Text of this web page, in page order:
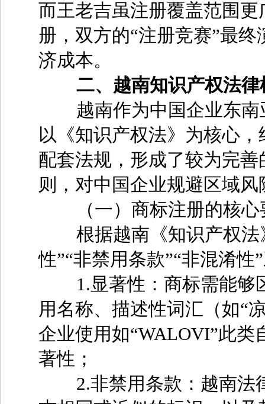
而王老吉虽注册覆盖范围
册，双方的“注册竞赛”最
济成本。
二、越南知识产权法
越南作为中国企业东南
以《知识产权法》为核心
配套法规，形成了较为完
则，对中国企业规避区域
（一）商标注册的核心
根据越南《知识产权法
性”“非禁用条款”“非混淆性
1.显著性：商标需能够
用名称、描述性词汇（如“
企业使用如“WALOVI”此
著性；
2.非禁用条款：越南法